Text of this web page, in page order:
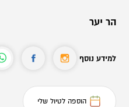
הר יער
למידע נוסף
הוספה לטיול שלי